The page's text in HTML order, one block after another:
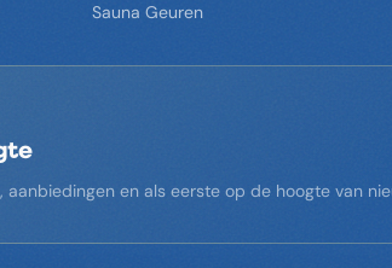
Sauna Geuren
aanbiedingen en als eerste op de hoogte van